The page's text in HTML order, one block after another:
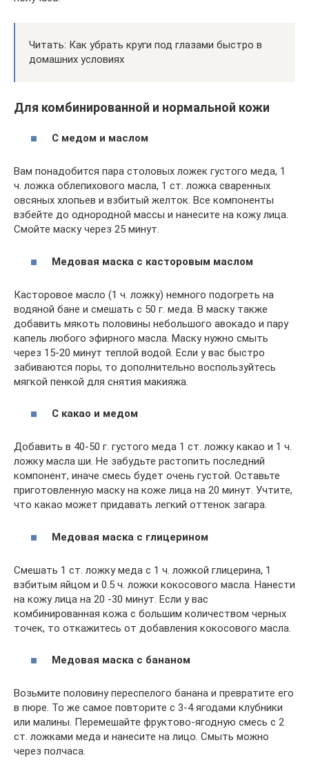
Читать: Как убрать круги под глазами быстро в
домашних условиях
Для комбинированной и нормальной кожи
С медом и маслом
Вам понадобится пара столовых ложек густого меда, 1
ч. ложка облепихового масла, 1 ст. ложка сваренных
овсяных хлопьев и взбитый желток. Все компоненты
взбейте до однородной массы и нанесите на кожу лица.
Смойте маску через 25 минут.
Медовая маска с касторовым маслом
Касторовое масло (1 ч. ложку) немного подогреть на
водяной бане и смешать с 50 г. меда. В маску также
добавить мякоть половины небольшого авокадо и пару
капель любого эфирного масла. Маску нужно смыть
через 15-20 минут теплой водой. Если у вас быстро
забиваются поры, то дополнительно воспользуйтесь
мягкой пенкой для снятия макияжа.
С какао и медом
Добавить в 40-50 г. густого меда 1 ст. ложку какао и 1 ч.
ложку масла ши. Не забудьте растопить последний
компонент, иначе смесь будет очень густой. Оставьте
приготовленную маску на коже лица на 20 минут. Учтите,
что какао может придавать легкий оттенок загара.
Медовая маска с глицерином
Смешать 1 ст. ложку меда с 1 ч. ложкой глицерина, 1
взбитым яйцом и 0.5 ч. ложки кокосового масла. Нанести
на кожу лица на 20 -30 минут. Если у вас
комбинированная кожа с большим количеством черных
точек, то откажитесь от добавления кокосового масла.
Медовая маска с бананом
Возьмите половину переспелого банана и превратите его
в пюре. То же самое повторите с 3-4 ягодами клубники
или малины. Перемешайте фруктово-ягодную смесь с 2
ст. ложками меда и нанесите на лицо. Смыть можно
через полчаса.